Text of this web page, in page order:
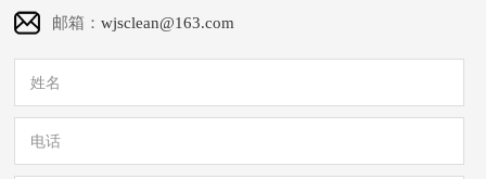
邮箱：wjsclean@163.com